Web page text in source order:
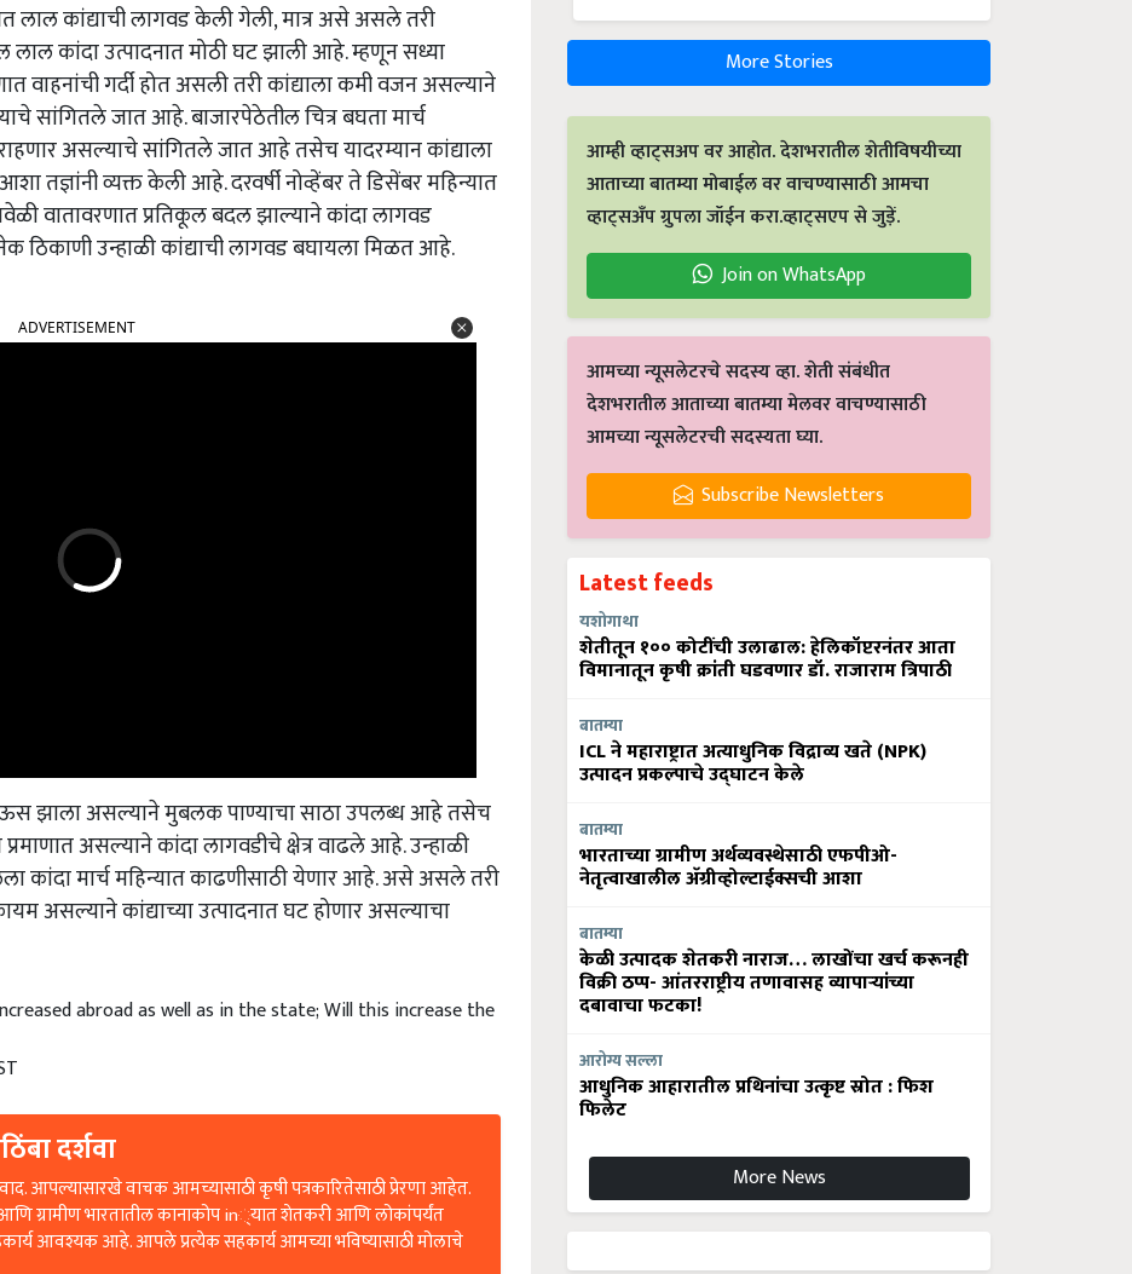
लाल कांद्याची लागवड केली गेली, मात्र असे असले तरी
लाल कांदा उत्पादनात मोठी घट झाली आहे. म्हणून सध्या
वाहनांची गर्दी होत असली तरी कांद्याला कमी वजन असल्याने
सांगितले जात आहे. बाजारपेठेतील चित्र बघता मार्च
असल्याचे सांगितले जात आहे तसेच यादरम्यान कांद्याला
तज्ञांनी व्यक्त केली आहे. दरवर्षी नोव्हेंबर ते डिसेंबर महिन्यात
वातावरणात प्रतिकूल बदल झाल्याने कांदा लागवड
उन्हाळी कांद्याची लागवड बघायला मिळत आहे.
झाला असल्याने मुबलक पाण्याचा साठा उपलब्ध आहे तसेच
असल्याने कांदा लागवडीचे क्षेत्र वाढले आहे. उन्हाळी
कांदा मार्च महिन्यात काढणीसाठी येणार आहे. असे असले तरी
असल्याने कांद्याच्या उत्पादनात घट होणार असल्याचा
abroad as well as in the state; Will this increase the
दर्शवा
आपल्यासारखे वाचक आमच्यासाठी कृषी पत्रकारितेसाठी प्रेरणा आहेत.
ग्रामीण भारतातील कानाकोप in्यात शेतकरी आणि लोकांपर्यंत
आवश्यक आहे. आपले प्रत्येक सहकार्य आमच्या भविष्यासाठी मोलाचे
More Stories
आम्ही व्हाट्सअप वर आहोत. देशभरातील शेतीविषयीच्या
आताच्या बातम्या मोबाईल वर वाचण्यासाठी आमचा
व्हाट्सअँप ग्रुपला जॉईन करा.व्हाट्सएप से जुड़ें.
Join on WhatsApp
आमच्या न्यूसलेटरचे सदस्य व्हा. शेती संबंधीत
देशभरातील आताच्या बातम्या मेलवर वाचण्यासाठी
आमच्या न्यूसलेटरची सदस्यता घ्या.
Subscribe Newsletters
Latest feeds
यशोगाथा
शेतीतून १०० कोटींची उलाढाल: हेलिकॉप्टरनंतर आता
विमानातून कृषी क्रांती घडवणार डॉ. राजाराम त्रिपाठी
बातम्या
ICL ने महाराष्ट्रात अत्याधुनिक विद्राव्य खते (NPK)
उत्पादन प्रकल्पाचे उद्घाटन केले
बातम्या
भारताच्या ग्रामीण अर्थव्यवस्थेसाठी एफपीओ-
नेतृत्वाखालील अ‍ॅग्रीव्होल्टाईक्सची आशा
बातम्या
केळी उत्पादक शेतकरी नाराज… लाखोंचा खर्च करूनही
विक्री ठप्प- आंतरराष्ट्रीय तणावासह व्यापाऱ्यांच्या
दबावाचा फटका!
आरोग्य सल्ला
आधुनिक आहारातील प्रथिनांचा उत्कृष्ट स्रोत : फिश
फिलेट
More News